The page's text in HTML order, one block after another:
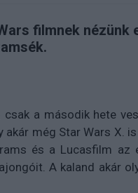
filmnek nézünk
a második hete
még Star Wars X.
és a Lucasfilm az
A kaland akár